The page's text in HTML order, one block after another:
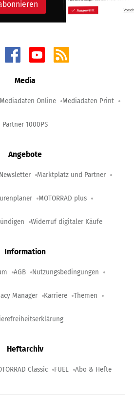
Media
Online Mediadaten Print
Partner 1000PS
Angebote
Marktplatz und Partner
MOTORRAD plus
Widerruf digitaler Käufe
Information
AGB Nutzungsbedingungen
Manager Karriere Themen
Heftarchiv
Classic FUEL Abo & Hefte